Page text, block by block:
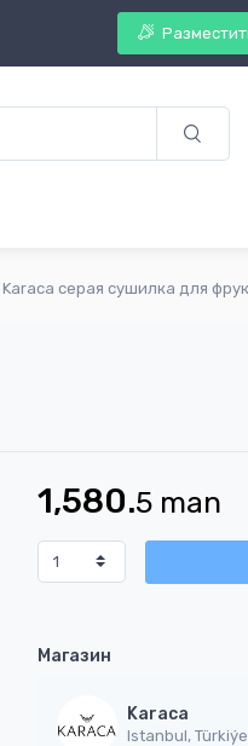
Karaca серая сушилка для
1,580.5 man
Магазин
Karaca
Istanbul, Türkiýe